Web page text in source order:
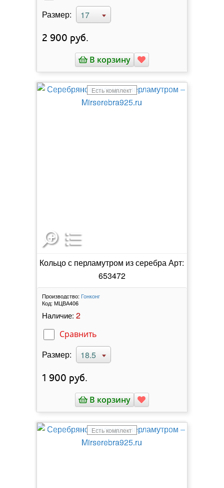
Размер: 17
2 900 руб.
В корзину
Есть комплект
Кольцо с перламутром из серебра Арт:
653472
Производство: Гонконг
Код: МЦВА406
Наличие: 2
Сравнить
Размер: 18.5
1 900 руб.
В корзину
Есть комплект